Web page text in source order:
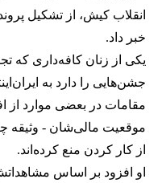
انقلاب کیش، از تشکیل
خبر داد.
یکی از زنان کافه‌داری که
جشن‌هایی را دارد به
مقامات در بعضی موارد از
موقعیت مالی‌شان - وثیقه
از کار کردن منع کرده‌اند.
او افزود بر اساس